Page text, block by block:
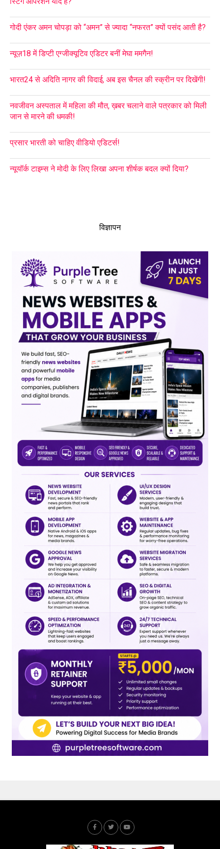
गोदी एंकर अमन चोपड़ा को “अमन” से ज्यादा “नफरत” क्यों पसंद आती है?
न्यूज़18 में डिप्टी एग्जीक्यूटिव एडिटर बनीं मेघा ममगैन!
भारत24 से अदिति नागर की विदाई, अब इस चैनल की स्क्रीन पर दिखेंगी!
नवजीवन अस्पताल में महिला की मौत, ख़बर चलाने वाले पत्रकार को मिली
जान से मारने की धमकी!
प्रसार भारती को चाहिए वीडियो एडिटर्स!
न्यूयॉर्क टाइम्स ने मोदी के लिए लिखा अपना शीर्षक बदल क्यों दिया?
विज्ञापन